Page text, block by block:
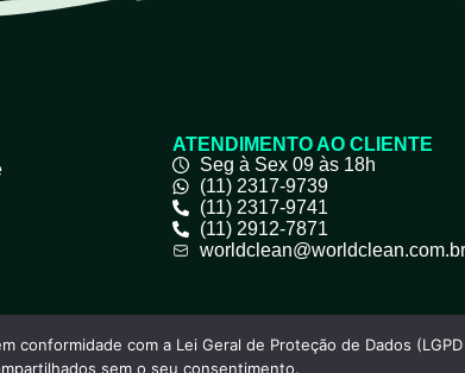
ATENDIMENTO AO CLIENTE
Seg à Sex 09 às 18h
(11) 2317-9739
(11) 2317-9741
(11) 2912-7871
worldclean@worldclean.com.br
com a Lei Geral de Proteção de Dados
sem o seu consentimento.